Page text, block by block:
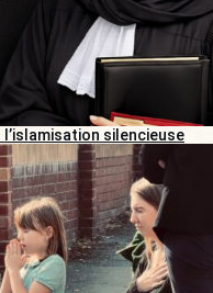
l’islamisation silencieuse